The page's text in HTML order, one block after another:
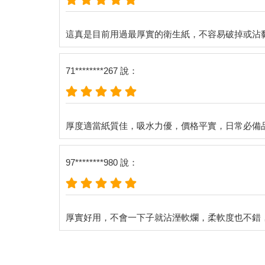
71********267 說：
97********980 說：